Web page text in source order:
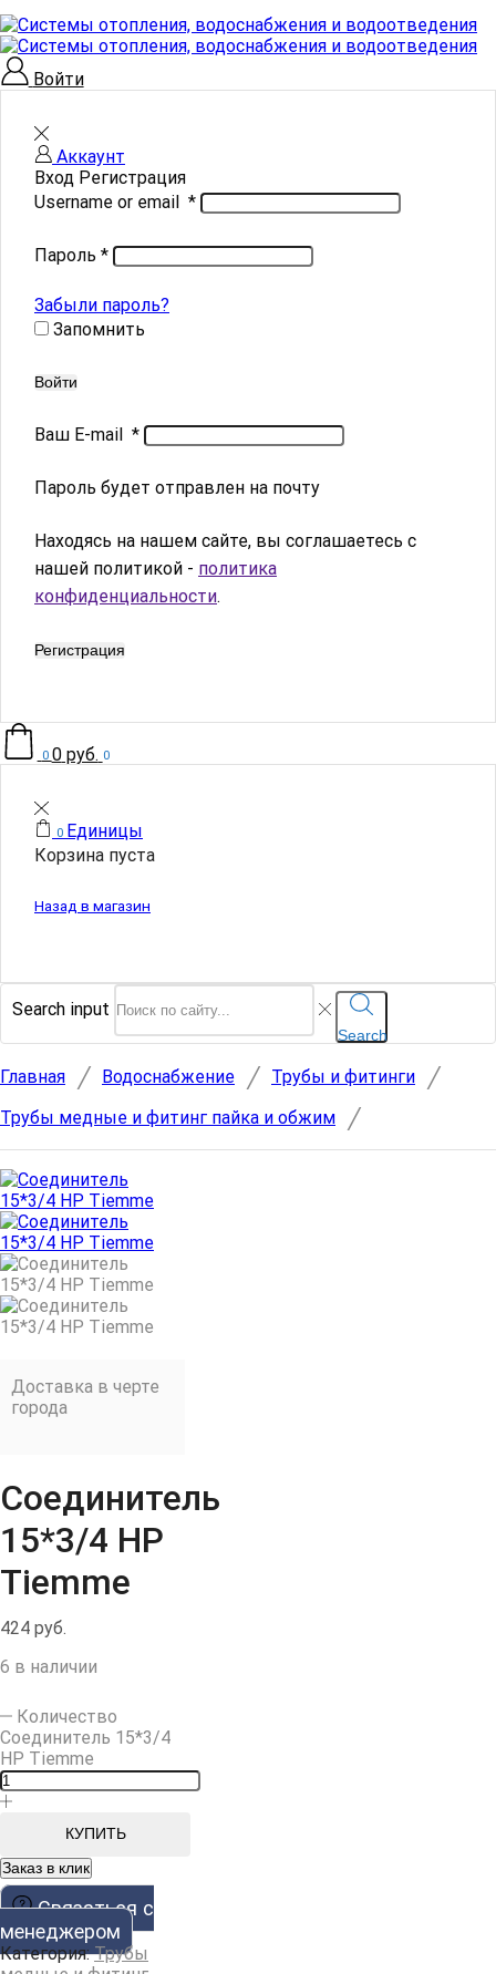
Войти
Аккаунт
Вход Регистрация
Username or email *
Пароль *
Забыли пароль?
Запомнить
Войти
Ваш E-mail *
Пароль будет отправлен на почту
Находясь на нашем сайте, вы соглашаетесь с
нашей политикой - политика
конфиденциальности.
Регистрация
0 0руб. 0
0 Единицы
Корзина пуста
Назад в магазин
Search input
Search
Главная / Водоснабжение / Трубы и фитинги /
Трубы медные и фитинг пайка и обжим /
Доставка в черте
города
Соединитель
15*3/4 НР
Tiemme
424 руб.
6 в наличии
Количество
Соединитель 15*3/4
НР Tiemme
КУПИТЬ
Заказ в клик
Cвязаться с
менеджером
Категория:Трубы